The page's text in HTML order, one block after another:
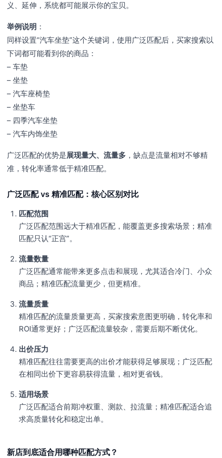
义、延伸，系统都可能展示你的宝贝。
举例说明 ：
同样设置“汽车坐垫”这个关键词，使用广泛匹配后，买家搜索以
下词都可能看到你的商品：
– 车垫
– 坐垫
– 汽车座椅垫
– 坐垫车
– 四季汽车坐垫
– 汽车内饰坐垫
广泛匹配的优势是展现量大、流量多 ，缺点是流量相对不够精
准，转化率通常低于精准匹配。
广泛匹配 vs 精准匹配：核心区别对比
匹配范围
广泛匹配范围远大于精准匹配，能覆盖更多搜索场景；精准
匹配只认“正宫”。
流量数量
广泛匹配通常能带来更多点击和展现，尤其适合冷门、小众
商品；精准匹配流量更少，但更精准。
流量质量
精准匹配的流量质量更高，买家搜索意图更明确，转化率和
ROI通常更好；广泛匹配流量较杂，需要后期不断优化。
出价压力
精准匹配往往需要更高的出价才能获得足够展现；广泛匹配
在相同出价下更容易获得流量，相对更省钱。
适用场景
广泛匹配适合前期冲权重、测款、拉流量；精准匹配适合追
求高质量转化和稳定出单。
新店到底适合用哪种匹配方式？